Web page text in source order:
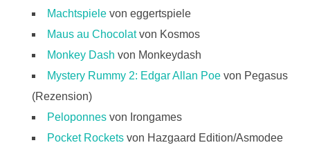
Machtspiele von eggertspiele
Maus au Chocolatvon Kosmos
Monkey Dash von Monkeydash
Mystery Rummy 2: Edgar Allan Poe von Pegasus
(Rezension)
Peloponnes von Irongames
Pocket Rockets von Hazgaard Edition/Asmodee